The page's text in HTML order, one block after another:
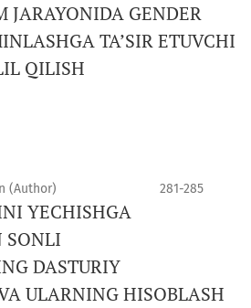
JARAYONIDA GENDER
TA’SIR ETUVCHI
QILISH
(Author) 281-285
YECHISHGA
SONLI
DASTURIY
ULARNING HISOBLASH